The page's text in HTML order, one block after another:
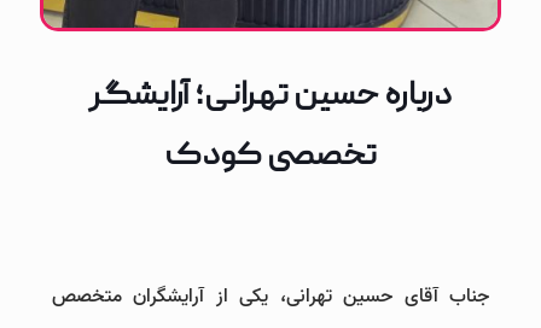
درباره حسین تهرانی؛ آرایشگر
تخصصی کودک
جناب آقای حسین تهرانی، یکی از آرایشگران متخصص